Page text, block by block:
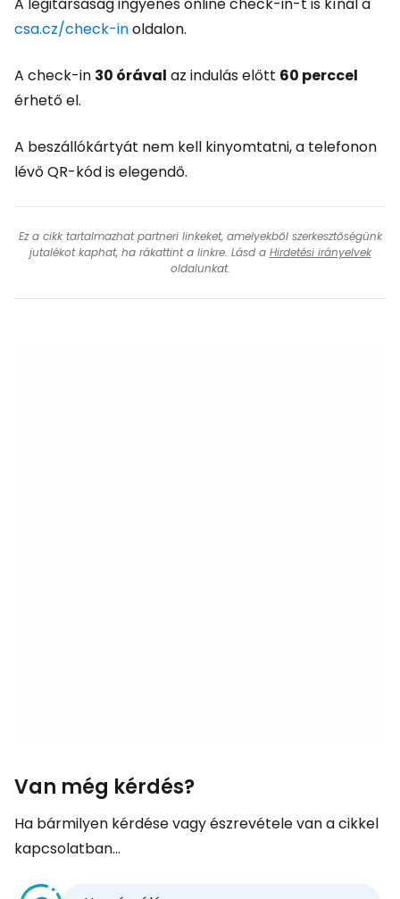
csa.cz/check-inoldalon.
A check-in 30 órával az indulás előtt 60 perccel
érhető el.
A beszállókártyát nem kell kinyomtatni, a telefonon
lévő QR-kód is elegendő.
Ez a cikk tartalmazhat partneri linkeket, amelyekből szerkesztőségünk
jutalékot kaphat, ha rákattint a linkre. Lásd a Hirdetési irányelvek
oldalunkat.
Van még kérdés?
Ha bármilyen kérdése vagy észrevétele van a cikkel
kapcsolatban...